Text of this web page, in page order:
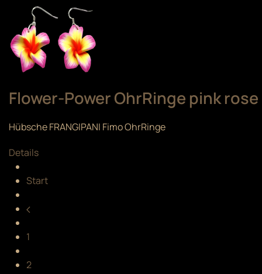
Flower-Power OhrRinge pink rose
Hübsche FRANGIPANI Fimo OhrRinge
Details
Start
1
2